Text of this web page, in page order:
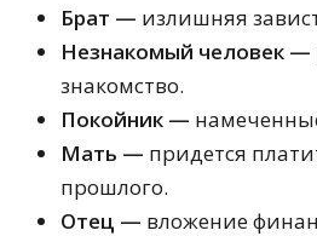
Брат — излишняя
Незнакомый человек —
знакомство.
Покойник —
Мать — придется
прошлого.
Отец — вложение